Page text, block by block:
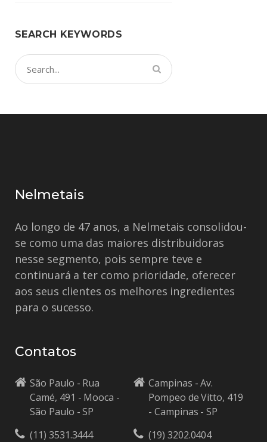
SEARCH KEYWORDS
Nelmetais
Ao longo de 47 anos, a Nelmetais consolidou-
se como uma das maiores distribuidoras
nesse segmento, pois sempre teve e
continuará a ter como prioridade, oferecer
aos seus clientes os melhores ingredientes
para o sucesso.
Contatos
São Paulo - Rua
Camé, 491 - Mooca -
São Paulo - SP
(11) 3531.3444
Campinas - Av.
Pompeo de Vitto, 419
- Campinas - SP
(19) 3202.0404